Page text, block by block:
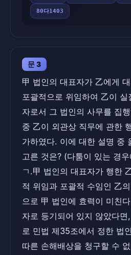
80다1403
문 3
甲 법인의 대표자가 乙에게
포괄적으로 위임하여 乙이
자로서 그 법인의 사무를 집
중 乙이 외관상 직무에 관한
가하였다. 이에 대한 설명 중
고른 것은? (다툼이 있는 경
ㄱ.甲 법인의 대표자가 행한
적 위임과 포괄적 수임인 乙
으로 甲 법인에 효력이 미친
자로 등기되어 있지 않았다
로 민법 제35조에서 정한 법
따른 손해배상을 청구할 수